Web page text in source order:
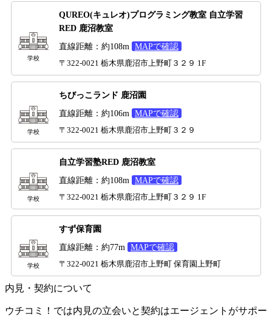
学校
QUREO(キュレオ)プログラミング教室 自立学習
RED 鹿沼教室
直線距離：約108m
MAPで確認
〒322-0021 栃木県鹿沼市上野町３２９ 1F
学校
ちびっこランド 鹿沼園
直線距離：約106m
MAPで確認
〒322-0021 栃木県鹿沼市上野町３２９
学校
自立学習塾RED 鹿沼教室
直線距離：約108m
MAPで確認
〒322-0021 栃木県鹿沼市上野町３２９ 1F
学校
すず保育園
直線距離：約77m
MAPで確認
〒322-0021 栃木県鹿沼市上野町 保育園上野町
内見・契約について
ウチコミ！では内見の立会いと契約はエージェントがサポー